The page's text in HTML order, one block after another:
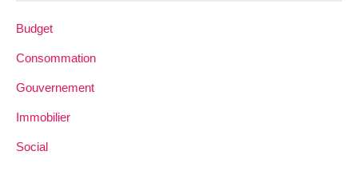
Budget
Consommation
Gouvernement
Immobilier
Social